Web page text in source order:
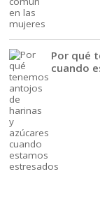
Por qué
cuando